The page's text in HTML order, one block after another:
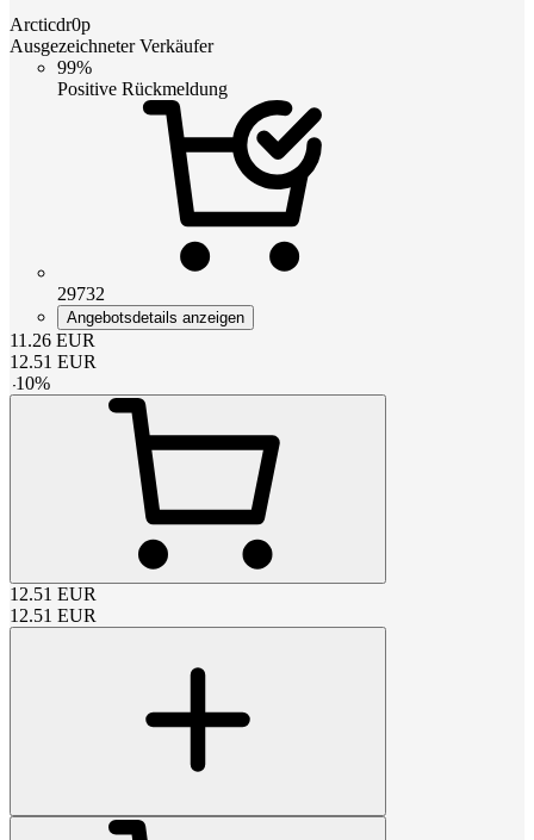
Arcticdr0p
Ausgezeichneter Verkäufer
99%
Positive Rückmeldung
29732
Angebotsdetails anzeigen
11.26 EUR
12.51 EUR
-10%
12.51 EUR
12.51 EUR